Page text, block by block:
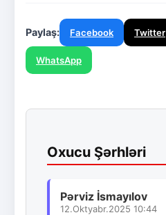
Paylaş: Facebook Twitter
WhatsApp
Oxucu Şərhləri
Pərviz İsmayılov
12.Oktyabr.2025 10:44